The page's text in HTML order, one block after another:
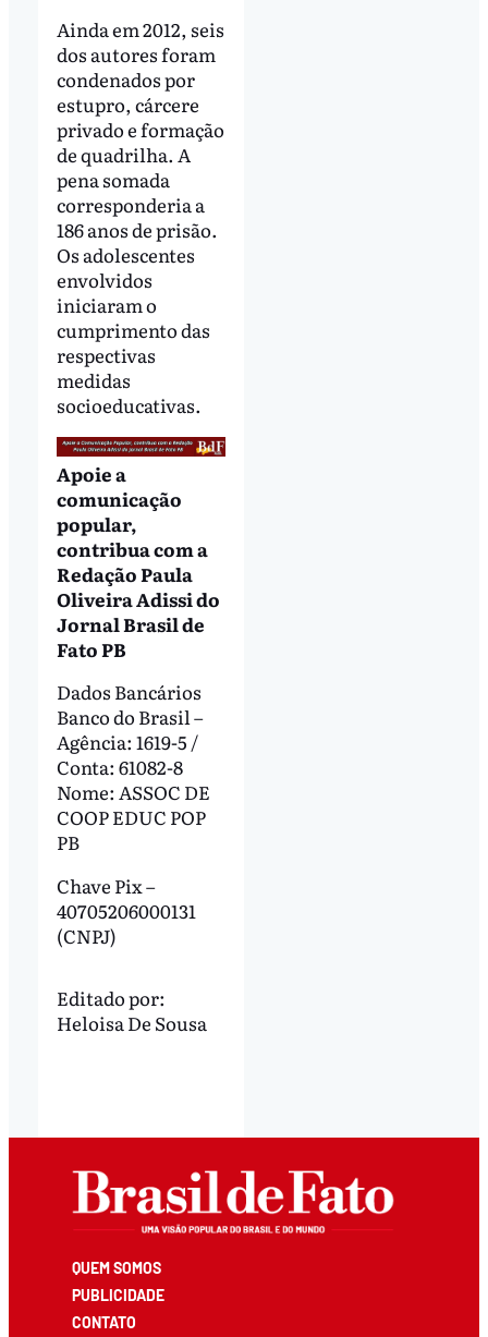
Ainda em 2012, seis
dos autores foram
condenados por
estupro, cárcere
privado e formação
de quadrilha. A
pena somada
corresponderia a
186 anos de prisão.
Os adolescentes
envolvidos
iniciaram o
cumprimento das
respectivas
medidas
socioeducativas.
Apoie a
comunicação
popular,
contribua com a
Redação Paula
Oliveira Adissi do
Jornal Brasil de
Fato PB
Dados Bancários
Banco do Brasil –
Agência: 1619-5 /
Conta: 61082-8
Nome: ASSOC DE
COOP EDUC POP
PB
Chave Pix –
40705206000131
(CNPJ)
Editado por:
Heloisa De Sousa
QUEM SOMOS
PUBLICIDADE
CONTATO